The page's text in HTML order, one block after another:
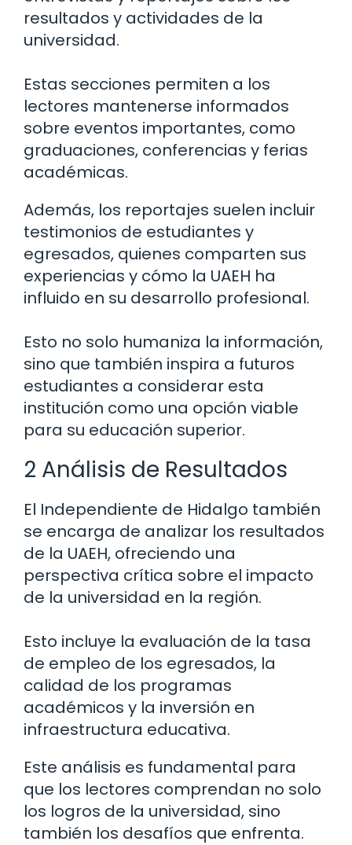
resultados y actividades de la
universidad.
Estas secciones permiten a los
lectores mantenerse informados
sobre eventos importantes, como
graduaciones, conferencias y ferias
académicas.
Además, los reportajes suelen incluir
testimonios de estudiantes y
egresados, quienes comparten sus
experiencias y cómo la UAEH ha
influido en su desarrollo profesional.
Esto no solo humaniza la información,
sino que también inspira a futuros
estudiantes a considerar esta
institución como una opción viable
para su educación superior.
2 Análisis de Resultados
El Independiente de Hidalgo también
se encarga de analizar los resultados
de la UAEH, ofreciendo una
perspectiva crítica sobre el impacto
de la universidad en la región.
Esto incluye la evaluación de la tasa
de empleo de los egresados, la
calidad de los programas
académicos y la inversión en
infraestructura educativa.
Este análisis es fundamental para
que los lectores comprendan no solo
los logros de la universidad, sino
también los desafíos que enfrenta.